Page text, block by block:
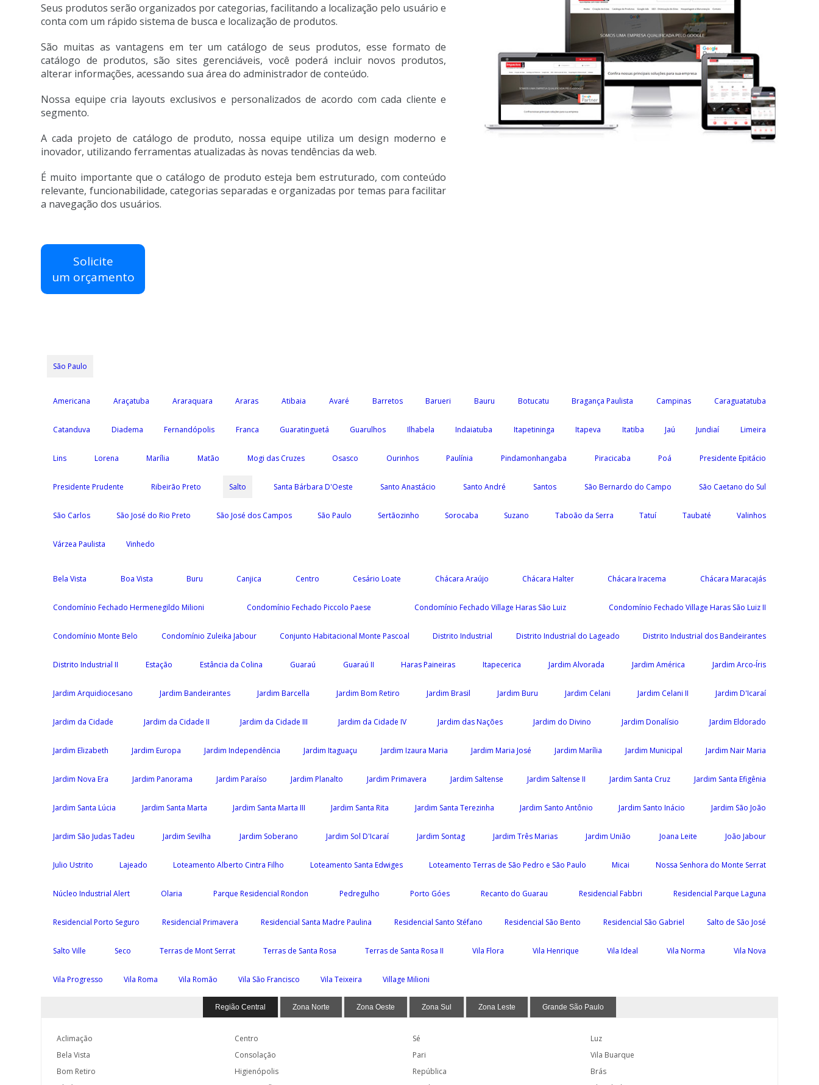
Seus produtos serão organizados por categorias, facilitando a localização pelo usuário e
conta com um rápido sistema de busca e localização de produtos.
São muitas as vantagens em ter um catálogo de seus produtos, esse formato de
catálogo de produtos, são sites gerenciáveis, você poderá incluir novos produtos,
alterar informações, acessando sua área do administrador de conteúdo.
Nossa equipe cria layouts exclusivos e personalizados de acordo com cada cliente e
segmento.
A cada projeto de catálogo de produto, nossa equipe utiliza um design moderno e
inovador, utilizando ferramentas atualizadas às novas tendências da web.
É muito importante que o catálogo de produto esteja bem estruturado, com conteúdo
relevante, funcionabilidade, categorias separadas e organizadas por temas para facilitar
a navegação dos usuários.
Solicite
um orçamento
São Paulo
Americana Araçatuba Araraquara Araras Atibaia Avaré Barretos Barueri Bauru Botucatu Bragança Paulista Campinas Caraguatatuba
Catanduva Diadema Fernandópolis Franca Guaratinguetá Guarulhos Ilhabela Indaiatuba Itapetininga Itapeva Itatiba Jaú Jundiaí Limeira
Lins Lorena Marília Matão Mogi das Cruzes Osasco Ourinhos Paulínia Pindamonhangaba Piracicaba Poá Presidente Epitácio
Presidente Prudente Ribeirão Preto Salto Santa Bárbara D'Oeste Santo Anastácio Santo André Santos São Bernardo do Campo São Caetano do Sul
São Carlos São José do Rio Preto São José dos Campos São Paulo Sertãozinho Sorocaba Suzano Taboão da Serra Tatuí Taubaté Valinhos
Várzea Paulista Vinhedo
Bela Vista Boa Vista Buru Canjica Centro Cesário Loate Chácara Araújo Chácara Halter Chácara Iracema Chácara Maracajás
Condomínio Fechado Hermenegildo Milioni Condomínio Fechado Piccolo Paese Condomínio Fechado Village Haras São Luiz Condomínio Fechado Village Haras São Luiz II
Condomínio Monte Belo Condomínio Zuleika Jabour Conjunto Habitacional Monte Pascoal Distrito Industrial Distrito Industrial do Lageado Distrito Industrial dos Bandeirantes
Distrito Industrial II Estação Estância da Colina Guaraú Guaraú II Haras Paineiras Itapecerica Jardim Alvorada Jardim América Jardim Arco-Íris
Jardim Arquidiocesano Jardim Bandeirantes Jardim Barcella Jardim Bom Retiro Jardim Brasil Jardim Buru Jardim Celani Jardim Celani II Jardim D'Icaraí
Jardim da Cidade Jardim da Cidade II Jardim da Cidade III Jardim da Cidade IV Jardim das Nações Jardim do Divino Jardim Donalísio Jardim Eldorado
Jardim Elizabeth Jardim Europa Jardim Independência Jardim Itaguaçu Jardim Izaura Maria Jardim Maria José Jardim Marília Jardim Municipal Jardim Nair Maria
Jardim Nova Era Jardim Panorama Jardim Paraíso Jardim Planalto Jardim Primavera Jardim Saltense Jardim Saltense II Jardim Santa Cruz Jardim Santa Efigênia
Jardim Santa Lúcia Jardim Santa Marta Jardim Santa Marta III Jardim Santa Rita Jardim Santa Terezinha Jardim Santo Antônio Jardim Santo Inácio Jardim São João
Jardim São Judas Tadeu Jardim Sevilha Jardim Soberano Jardim Sol D'Icaraí Jardim Sontag Jardim Três Marias Jardim União Joana Leite João Jabour
Julio Ustrito Lajeado Loteamento Alberto Cintra Filho Loteamento Santa Edwiges Loteamento Terras de São Pedro e São Paulo Micai Nossa Senhora do Monte Serrat
Núcleo Industrial Alert Olaria Parque Residencial Rondon Pedregulho Porto Góes Recanto do Guarau Residencial Fabbri Residencial Parque Laguna
Residencial Porto Seguro Residencial Primavera Residencial Santa Madre Paulina Residencial Santo Stéfano Residencial São Bento Residencial São Gabriel Salto de São José
Salto Ville Seco Terras de Mont Serrat Terras de Santa Rosa Terras de Santa Rosa II Vila Flora Vila Henrique Vila Ideal Vila Norma Vila Nova
Vila Progresso Vila Roma Vila Romão Vila São Francisco Vila Teixeira Village Milioni
Região Central Zona Norte Zona Oeste Zona Sul Zona Leste Grande São Paulo
Aclimação Centro Sé
Luz
Bela Vista
Consolação Pari
Vila Buarque
Bom Retiro
Higienópolis República
Brás